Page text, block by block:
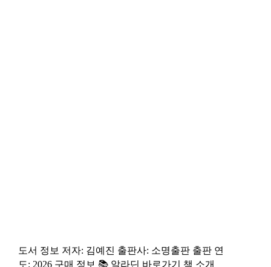
도서 정보 저자: 김예진 출판사: 소명출판 출판 연
도: 2026 구매 정보 📚 알라딘 바로가기 책 소개